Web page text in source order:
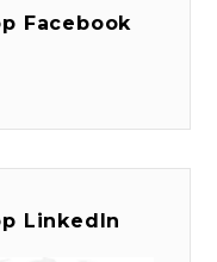
Facebook
LinkedIn